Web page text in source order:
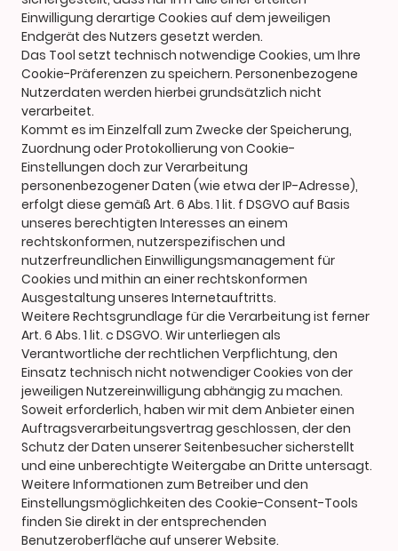
Einwilligung derartige Cookies auf dem jeweiligen
Endgerät des Nutzers gesetzt werden.
Das Tool setzt technisch notwendige Cookies, um Ihre
Cookie-Präferenzen zu speichern. Personenbezogene
Nutzerdaten werden hierbei grundsätzlich nicht
verarbeitet.
Kommt es im Einzelfall zum Zwecke der Speicherung,
Zuordnung oder Protokollierung von Cookie-
Einstellungen doch zur Verarbeitung
personenbezogener Daten (wie etwa der IP-Adresse),
erfolgt diese gemäß Art. 6 Abs. 1 lit. f DSGVO auf Basis
unseres berechtigten Interesses an einem
rechtskonformen, nutzerspezifischen und
nutzerfreundlichen Einwilligungsmanagement für
Cookies und mithin an einer rechtskonformen
Ausgestaltung unseres Internetauftritts.
Weitere Rechtsgrundlage für die Verarbeitung ist ferner
Art. 6 Abs. 1 lit. c DSGVO. Wir unterliegen als
Verantwortliche der rechtlichen Verpflichtung, den
Einsatz technisch nicht notwendiger Cookies von der
jeweiligen Nutzereinwilligung abhängig zu machen.
Soweit erforderlich, haben wir mit dem Anbieter einen
Auftragsverarbeitungsvertrag geschlossen, der den
Schutz der Daten unserer Seitenbesucher sicherstellt
und eine unberechtigte Weitergabe an Dritte untersagt.
Weitere Informationen zum Betreiber und den
Einstellungsmöglichkeiten des Cookie-Consent-Tools
finden Sie direkt in der entsprechenden
Benutzeroberfläche auf unserer Website.